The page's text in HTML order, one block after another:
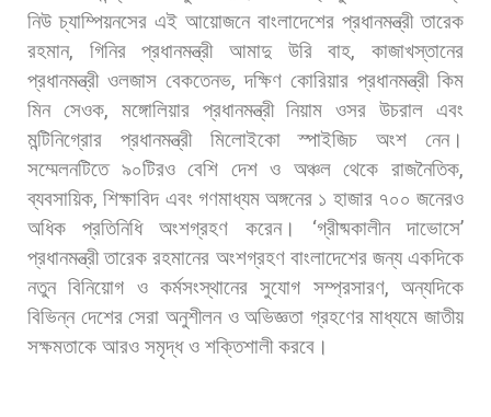
নিউ চ্যাম্পিয়নসের এই আয়োজনে বাংলাদেশের প্রধানমন্ত্রী তারেক
রহমান, গিনির প্রধানমন্ত্রী আমাদু উরি বাহ,কাজাখস্তানের
প্রধানমন্ত্রী ওলজাস বেকতেনভ,দক্ষিণ কোরিয়ার প্রধানমন্ত্রী কিম
মিন সেওক, মঙ্গোলিয়ার প্রধানমন্ত্রী নিয়াম ওসর উচরাল এবং
মন্টিনিগ্রোর
প্রধানমন্ত্রী মিলোইকো স্পাইজিচ অংশ
নেন।
সম্মেলনটিতে ৯০টিরও বেশি দেশ ও অঞ্চল থেকে রাজনৈতিক,
ব্যবসায়িক,শিক্ষাবিদ এবং গণমাধ্যম অঙ্গনের ১ হাজার ৭০০ জনেরও
অধিক
প্রতিনিধি অংশগ্রহণ করেন। ‌‘গ্রীষ্মকালীন দাভোসে’
প্রধানমন্ত্রী তারেক রহমানের অংশগ্রহণ বাংলাদেশের জন্য একদিকে
নতুন বিনিয়োগ ও কর্মসংস্থানের সুযোগ সম্প্রসারণ,অন্যদিকে
বিভিন্ন দেশের সেরা অনুশীলন ও অভিজ্ঞতা গ্রহণের মাধ্যমে জাতীয়
সক্ষমতাকে আরও সমৃদ্ধ ও শক্তিশালী করবে।